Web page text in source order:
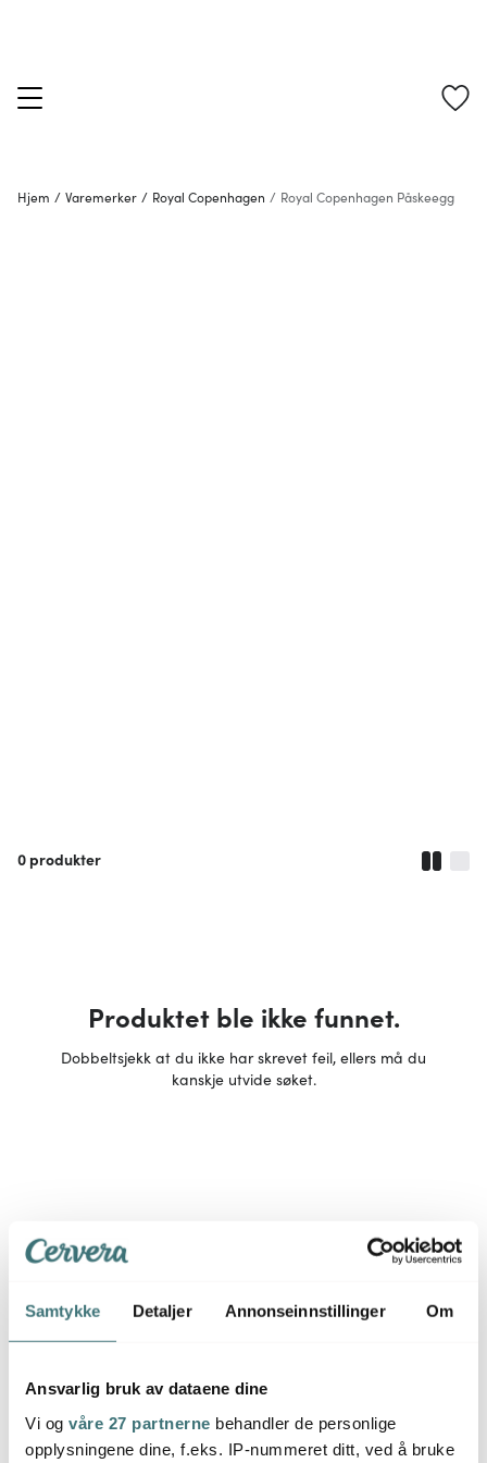
Samtykke Detaljer Annonseinnstillinger Om
Ansvarlig bruk av dataene dine
Vi og våre 27 partnerne behandler de personlige
opplysningene dine, f.eks. IP-nummeret ditt, ved å bruke
Hjem / Varemerker / Royal Copenhagen / Royal Copenhagen Påskeegg
0 produkter
Produktet ble ikke funnet.
Dobbeltsjekk at du ikke har skrevet feil, ellers må du
kanskje utvide søket.